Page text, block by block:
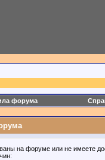
форума
на форуме или не имеете